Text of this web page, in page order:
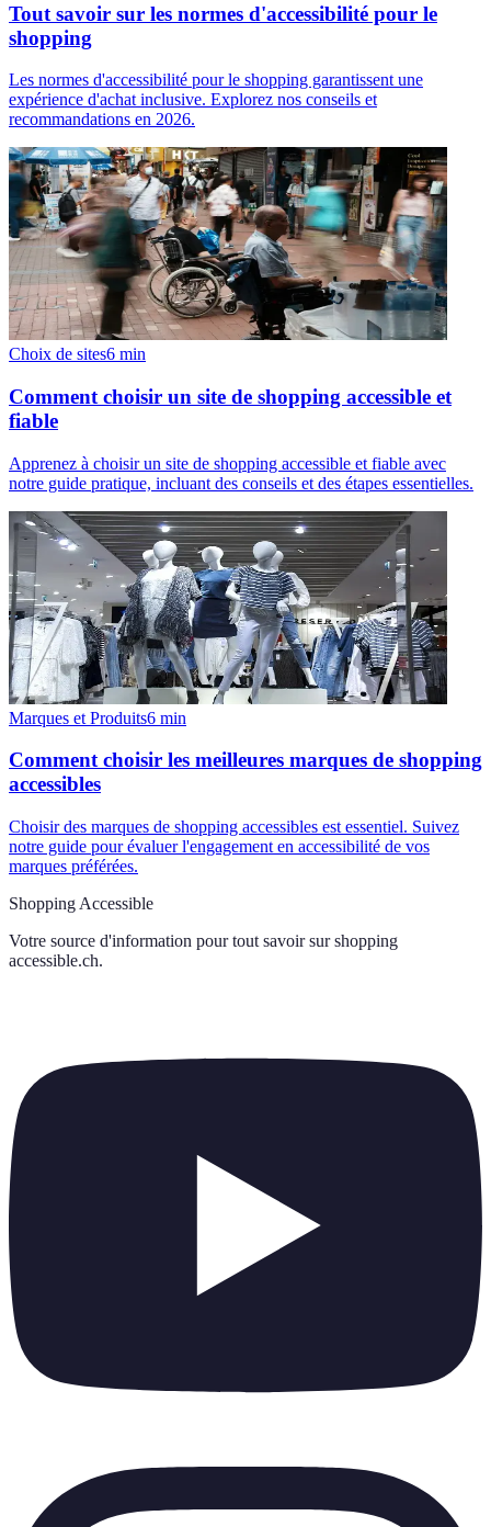
Tout savoir sur les normes d'accessibilité pour le
shopping
Les normes d'accessibilité pour le shopping garantissent une
expérience d'achat inclusive. Explorez nos conseils et
recommandations en 2026.
Choix de sites6 min
Comment choisir un site de shopping accessible et
fiable
Apprenez à choisir un site de shopping accessible et fiable avec
notre guide pratique, incluant des conseils et des étapes essentielles.
Marques et Produits6 min
Comment choisir les meilleures marques de shopping
accessibles
Choisir des marques de shopping accessibles est essentiel. Suivez
notre guide pour évaluer l'engagement en accessibilité de vos
marques préférées.
Shopping Accessible
Votre source d'information pour tout savoir sur shopping
accessible.ch.